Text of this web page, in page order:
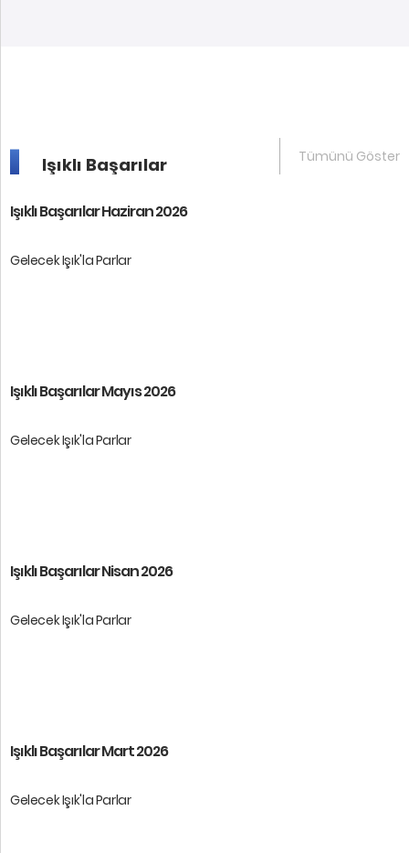
Işıklı Başarılar Tümünü Göster
Işıklı Başarılar Haziran 2026
Gelecek Işık'la Parlar
Işıklı Başarılar Mayıs 2026
Gelecek Işık'la Parlar
Işıklı Başarılar Nisan 2026
Gelecek Işık'la Parlar
Işıklı Başarılar Mart 2026
Gelecek Işık'la Parlar